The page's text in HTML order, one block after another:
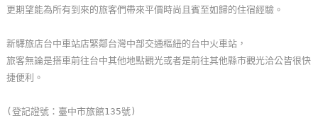
樂
地
圖
顧
更期望能為所有到來的旅客們帶來平價時尚且賓至如歸的住宿經驗。
新驛旅店台中車站店緊鄰台灣中部交通樞紐的台中火車站，
旅客無論是搭車前往台中其他地點觀光或者是前往其他縣市觀光洽公皆很快
捷便利。
(登記證號：臺中市旅館135號)